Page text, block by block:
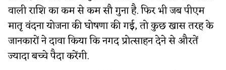
वाली राशि का कम से कम सौ गुना है. फिर भी जब पीएम
मातृ वंदना योजना की घोषणा की गई, तो कुछ खास तरह के
जानकारों ने दावा किया कि नगद प्रोत्साहन देने से औरतें
ज्यादा बच्चे पैदा करेंगी.